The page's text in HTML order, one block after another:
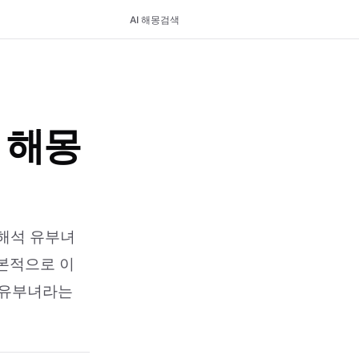
AI 해몽검색
몽
석 유부녀
적으로 이
부녀라는